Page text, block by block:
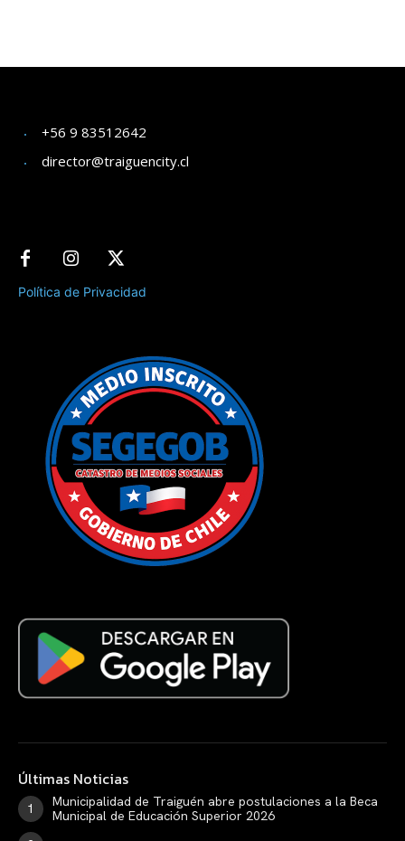
+56 9 83512642
director@traiguencity.cl
Política de Privacidad
Últimas Noticias
Municipalidad de Traiguén abre postulaciones a la Beca
Municipal de Educación Superior 2026